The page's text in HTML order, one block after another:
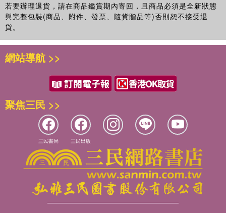
若要辦理退貨，請在商品鑑賞期內寄回，且商品必須是全新狀態
與完整包裝(商品、附件、發票、隨貨贈品等)否則恕不接受退
貨。
網站導航 >>
聚焦三民 >>
三民書局 三民出版